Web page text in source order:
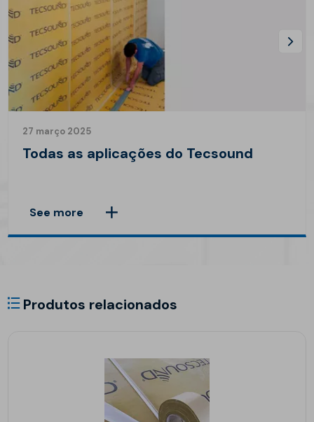
27 março 2025
Todas as aplicações do Tecsound
See more
Produtos relacionados